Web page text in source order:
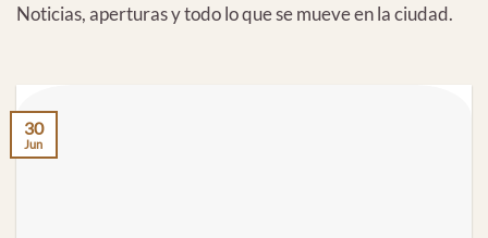
Noticias, aperturas y todo lo que se mueve en la ciudad.
30
Jun